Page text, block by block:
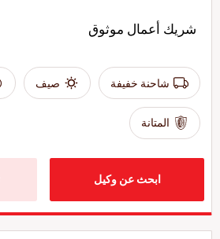
شريك أعمال موثوق
شاحنة خفيفة صيف
المتانة
ابحث عن وكيل